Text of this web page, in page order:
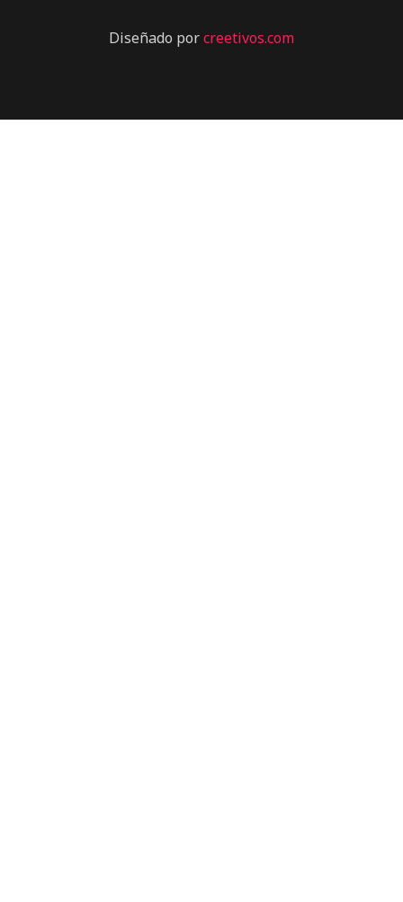
Diseñado porcreetivos.com